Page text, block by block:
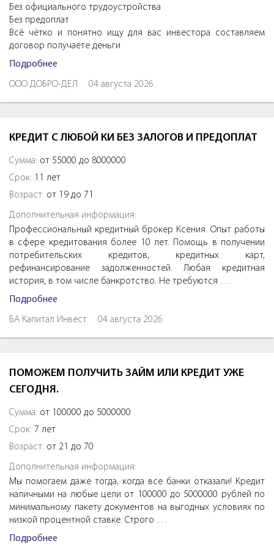
Без официального трудоустройства
Без предоплат
Всё чётко и понятно ищу для вас инвестора составляем
договор получаете деньги
Подробнее
ООО ДОБРО-ДЕЛ 04 августа 2026
КРЕДИТ С ЛЮБОЙ КИ БЕЗ ЗАЛОГОВ И ПРЕДОПЛАТ
Сумма: от 55000 до 8000000
Срок: 11 лет
Возраст: от 19 до 71
Дополнительная информация:
Профессиональный кредитный брокер Ксения. Опыт работы
в сфере кредитования более 10 лет. Помощь в получении
потребительских кредитов, кредитных карт,
рефинансирование задолженностей. Любая кредитная
история, в том числе банкротство. Не требуются …
Подробнее
БА Капитал Инвест 04 августа 2026
ПОМОЖЕМ ПОЛУЧИТЬ ЗАЙМ ИЛИ КРЕДИТ УЖЕ
СЕГОДНЯ.
Сумма: от 100000 до 5000000
Срок: 7 лет
Возраст: от 21 до 70
Дополнительная информация:
Мы помогаем даже тогда, когда все банки отказали! Кредит
наличными на любые цели от 100000 до 5000000 рублей по
минимальному пакету документов на выгодных условиях по
низкой процентной ставке. Строго …
Подробнее